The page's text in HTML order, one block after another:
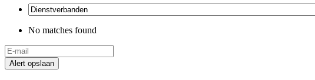
No matches found
Alert opslaan